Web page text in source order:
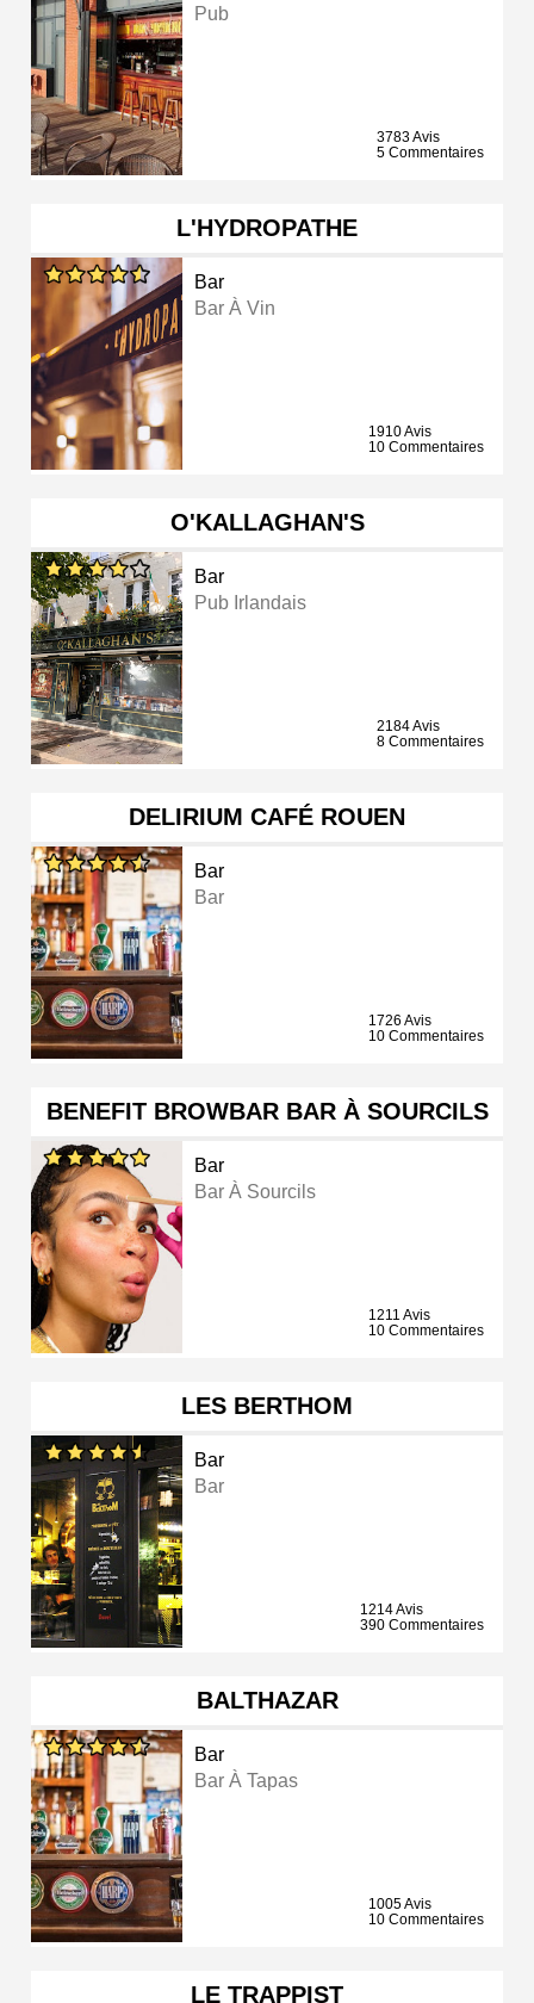
Pub
3783 Avis
5 Commentaires
L'HYDROPATHE
Bar
Bar À Vin
1910 Avis
10 Commentaires
O'KALLAGHAN'S
Bar
Pub Irlandais
2184 Avis
8 Commentaires
DELIRIUM CAFÉ ROUEN
Bar
Bar
1726 Avis
10 Commentaires
BENEFIT BROWBAR BAR À SOURCILS
Bar
Bar À Sourcils
1211 Avis
10 Commentaires
LES BERTHOM
Bar
Bar
1214 Avis
390 Commentaires
BALTHAZAR
Bar
Bar À Tapas
1005 Avis
10 Commentaires
LE TRAPPIST